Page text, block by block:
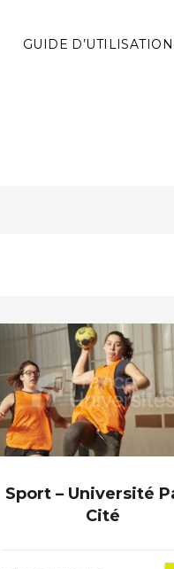
GUIDE D’UTILISATION
Sport – Université
Cité